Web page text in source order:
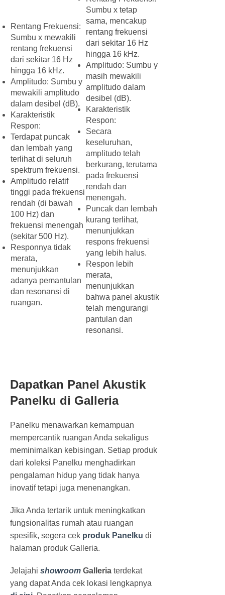
​Rentang Frekuensi:
Sumbu x mewakili
rentang frekuensi
dari sekitar 16 Hz
hingga 16 kHz.
​​Amplitudo: Sumbu y
mewakili amplitudo
dalam desibel (dB).
​​Karakteristik
Respon:
​Terdapat puncak
dan lembah yang
terlihat di seluruh
spektrum frekuensi.
​Amplitudo relatif
tinggi pada frekuensi
rendah (di bawah
100 Hz) dan
frekuensi menengah
(sekitar 500 Hz).
​Responnya tidak
merata,
menunjukkan
adanya pemantulan
dan resonansi di
ruangan.
Sumbu x tetap
sama, mencakup
rentang frekuensi
dari sekitar 16 Hz
hingga 16 kHz.
​​Amplitudo: Sumbu y
masih mewakili
amplitudo dalam
desibel (dB).
​​Karakteristik
Respon:
Secara
keseluruhan,
amplitudo telah
berkurang, terutama
pada frekuensi
rendah dan
menengah.
​​​Puncak dan lembah
kurang terlihat,
menunjukkan
respons frekuensi
yang lebih halus.
Respon lebih
merata,
menunjukkan
bahwa panel akustik
telah mengurangi
pantulan dan
resonansi.
Dapatkan Panel Akustik
Panelku di Galleria
Panelku menawarkan kemampuan
mempercantik ruangan Anda sekaligus
meminimalkan kebisingan. Setiap produk
dari koleksi Panelku menghadirkan
pengalaman hidup yang tidak hanya
inovatif tetapi juga menenangkan.
Jika Anda tertarik untuk meningkatkan
fungsionalitas rumah atau ruangan
spesifik, segera cek produk Panelku di
halaman produk Galleria.
Jelajahi showroom Galleria terdekat
yang dapat Anda cek lokasi lengkapnya